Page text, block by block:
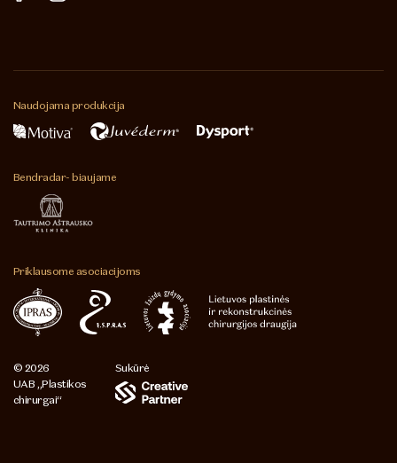
Naudojama produkcija
Bendradar-biaujame
Priklausome asociacijoms
© 2026
UAB „Plastikos
chirurgai“
Sukūrė